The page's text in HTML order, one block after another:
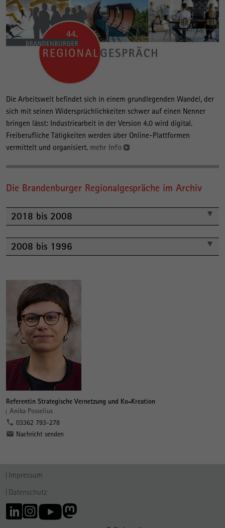
Die Arbeitswelt befindet sich in einem grundlegenden Wandel, der
sich mit seinen Widersprüchlichkeiten schwer auf einen Nenner
bringen lässt: Industriearbeit in der Version 4.0 wird digital.
Freiberufliche Tätigkeiten werden über Online-Plattformen
vermittelt und organisiert. mehr Info
Die Brandenburger Regionalgespräche im Archiv
2018 bis 2008
2008 bis 1996
Referentin Strategische Vernetzung und Ko-Kreation
Anika Posselius
03362 793-278
Nachricht senden
Impressum
Datenschutz